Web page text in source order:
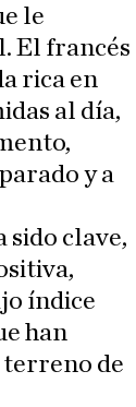
le
El francés
rica en
al día,
y a
sido clave,
índice
han
terreno de